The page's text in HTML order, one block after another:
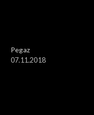
Pegaz
07.11.2018